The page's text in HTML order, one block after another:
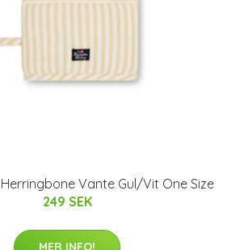
Vante Gul/Vit One Size
249 SEK
MER INFO!